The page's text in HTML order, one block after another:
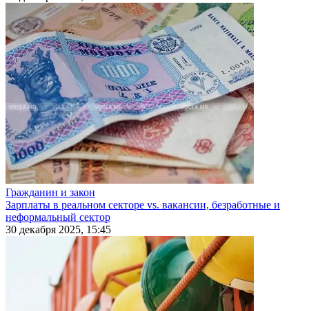
Гражданин и закон
Зарплаты в реальном секторе vs. вакансии, безработные и
неформальный сектор
30 декабря 2025, 15:45